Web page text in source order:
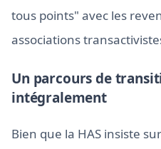
tous points" avec les
associations
Un parcours de
intégralement
Bien que la HAS insiste